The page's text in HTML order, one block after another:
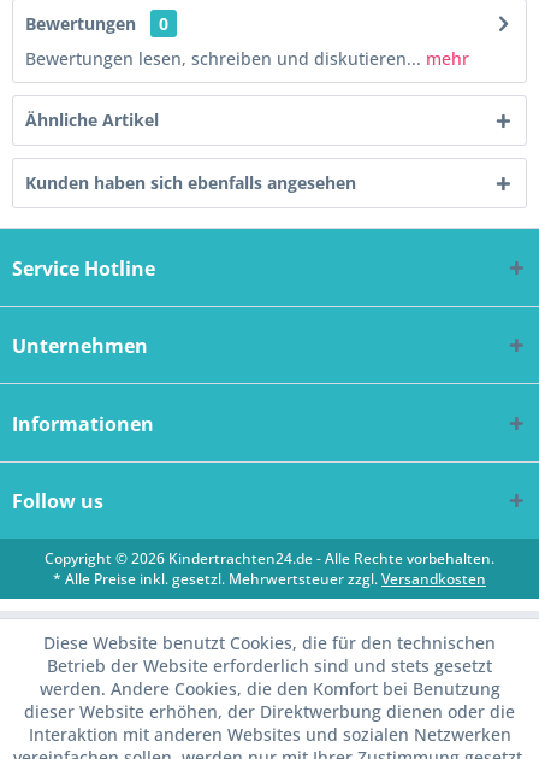
Bewertungen
0
Bewertungen lesen, schreiben und diskutieren... mehr
Ähnliche Artikel
Kunden haben sich ebenfalls angesehen
Service Hotline
Unternehmen
Informationen
Follow us
Copyright © 2026 Kindertrachten24.de - Alle Rechte vorbehalten.
* Alle Preise inkl. gesetzl. Mehrwertsteuer zzgl.Versandkosten
Diese Website benutzt Cookies, die für den technischen
Betrieb der Website erforderlich sind und stets gesetzt
werden. Andere Cookies, die den Komfort bei Benutzung
dieser Website erhöhen, der Direktwerbung dienen oder die
Interaktion mit anderen Websites und sozialen Netzwerken